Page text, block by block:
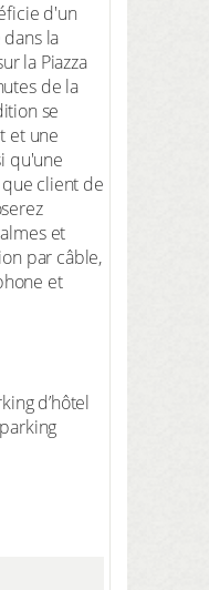
d'un
la
la Piazza
de la
se
et une
qu'une
client de
et
par câble,
et
d’hôtel